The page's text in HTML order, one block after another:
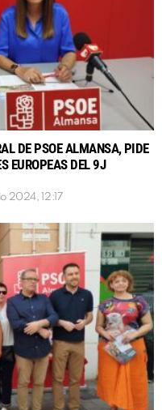
DE PSOE ALMANSA, PIDE
EUROPEAS DEL 9J
2024, 12:17